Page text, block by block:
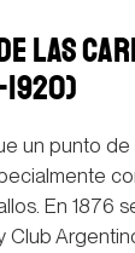
LAS
1920)
un punto
En 1876
Club